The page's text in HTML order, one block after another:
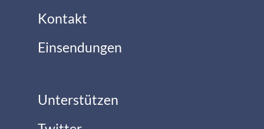
Kontakt
Unterstützen
Einsendungen